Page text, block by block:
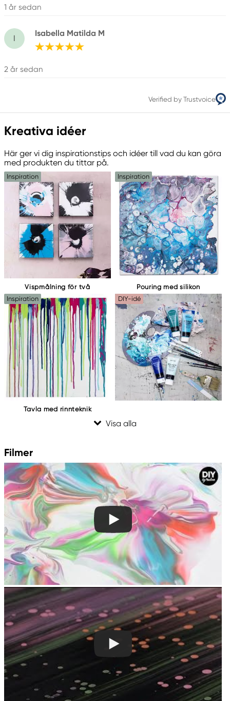
1 år sedan
I
Isabella Matilda M
2 år sedan
Verified by Trustvoice
Kreativa idéer
Här ger vi dig inspirationstips och idéer till vad du kan göra
med produkten du tittar på.
Inspiration
Vispmålning för två
Inspiration
Pouring med silikon
Inspiration
Tavla med rinnteknik
DIY-idé
Filmer